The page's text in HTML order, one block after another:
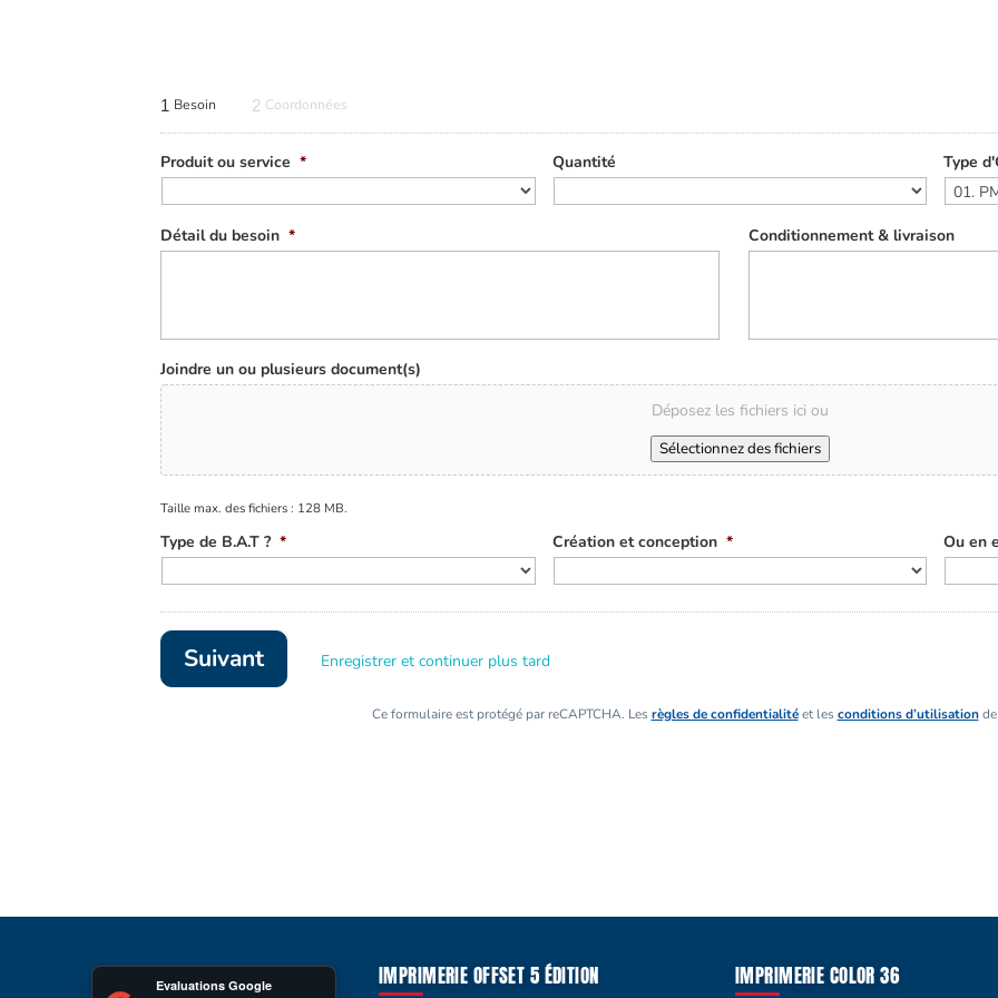
1 Besoin 2 Coordonnées
Produit ou service * Quantité Type
Détail du besoin * Conditionnement & livraison
Joindre un ou plusieurs document(s)
Déposez les fichiers ici ou
Sélectionnez des fichiers
Taille max. des fichiers : 128 MB.
Type de B.A.T ? * Création et conception * Ou en
Enregistrer et continuer plus tard
Ce formulaire est protégé par reCAPTCHA. Les règles de confidentialitéet les conditions d’utilisationde
Evaluations Google IMPRIMERIE OFFSET 5 ÉDITION IMPRIMERIE COLOR 36